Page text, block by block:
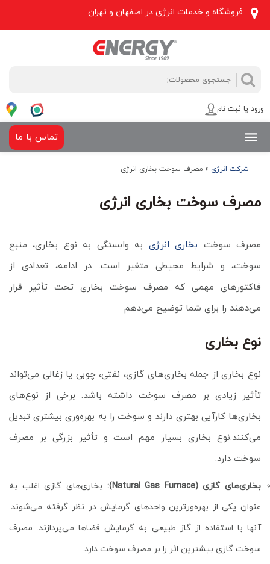
فروشگاه و خدمات انرژی در اصفهان و تهران
برای:
جستجو
ورود یا ثبت نام
تماس با ما
شرکت انرژی » مصرف سوخت بخاری انرژی
مصرف سوخت بخاری انرژی
مصرف سوخت بخاری انرژی به وابستگی به نوع بخاری، منبع
سوخت، و شرایط محیطی متغیر است. در ادامه، تعدادی از
فاکتورهای مهمی که مصرف سوخت بخاری تحت تأثیر قرار
می‌دهند را برای شما توضیح می‌دهم
نوع بخاری
نوع بخاری از جمله بخاری‌های گازی، نفتی، چوبی یا زغالی می‌تواند
تأثیر زیادی بر مصرف سوخت داشته باشد. برخی از نوع‌های
بخاری‌ها کارآیی بهتری دارند و سوخت را به بهره‌وری بیشتری تبدیل
می‌کنند.نوع بخاری بسیار مهم است و تأثیر بزرگی بر مصرف
سوخت دارد.
بخاری‌های گازی (Natural Gas Furnace):
بخاری‌های گازی اغلب به
عنوان یکی از بهره‌ورترین واحدهای گرمایش در نظر گرفته می‌شوند.
آنها با استفاده از گاز طبیعی به گرمایش فضاها می‌پردازند. مصرف
سوخت گازی بیشترین اثر را بر مصرف سوخت دارد.